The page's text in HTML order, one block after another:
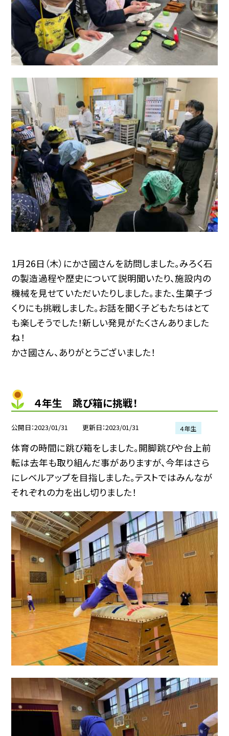
1月26日（木）にかさ國さんを訪問しました。みろく石
の製造過程や歴史について説明聞いたり、施設内の
機械を見せていただいたりしました。また、生菓子づ
くりにも挑戦しました。お話を聞く子どもたちはとて
も楽しそうでした！新しい発見がたくさんありました
ね！
かさ國さん、ありがとうございました！
４年生 跳び箱に挑戦！
公開日 2023/01/31 更新日 2023/01/31 ４年生
体育の時間に跳び箱をしました。開脚跳びや台上前
転は去年も取り組んだ事がありますが、今年はさら
にレベルアップを目指しました。テストではみんなが
それぞれの力を出し切りました！